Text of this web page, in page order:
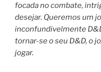
focada no combate,
desejar. Queremos um
inconfundivelmente
tornar-se o seu D&D, o
jogar.